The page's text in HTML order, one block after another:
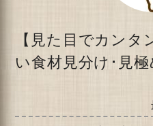
【見た目でカンタ
い食材見分け･見